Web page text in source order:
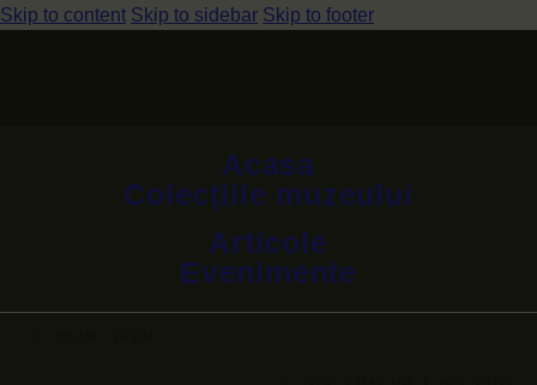
Skip to content Skip to sidebar Skip to footer
Acasa
Colecțiile muzeului
Articole
Evenimente